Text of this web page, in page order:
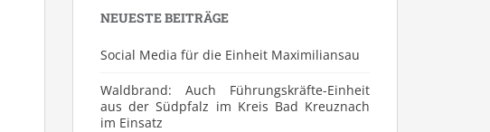
NEUESTE BEITRÄGE
Social Media für die Einheit Maximiliansau
Waldbrand: Auch Führungskräfte-Einheit
aus der Südpfalz im Kreis Bad Kreuznach
im Einsatz